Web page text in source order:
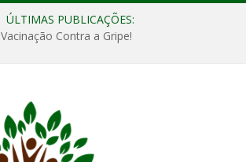
ÚLTIMAS PUBLICAÇÕES:
Vacinação Contra a Gripe!